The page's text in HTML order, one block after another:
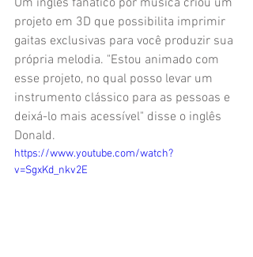
Um inglês fanático por música criou um
projeto em 3D que possibilita imprimir
gaitas exclusivas para você produzir sua
própria melodia. "Estou animado com
esse projeto, no qual posso levar um
instrumento clássico para as pessoas e
deixá-lo mais acessível" disse o inglês
Donald.
https://www.youtube.com/watch?
v=SgxKd_nkv2E